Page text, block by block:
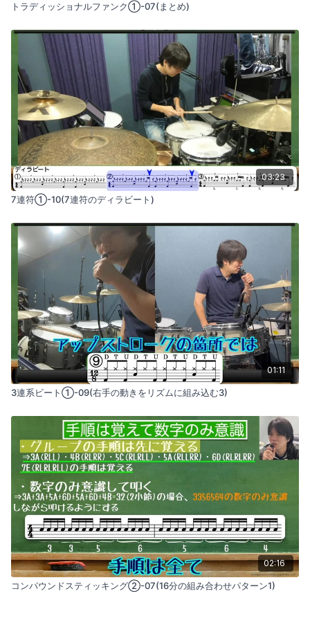
トラディッショナルファンク①-07(まとめ)
03:23
7連符①-10(7連符のディラビート)
01:11
3連系ビート①-09(右手の動きをリズムに組み込む3)
02:16
コンパウンドスティッキング②-07(16分の組み合わせパターン1)